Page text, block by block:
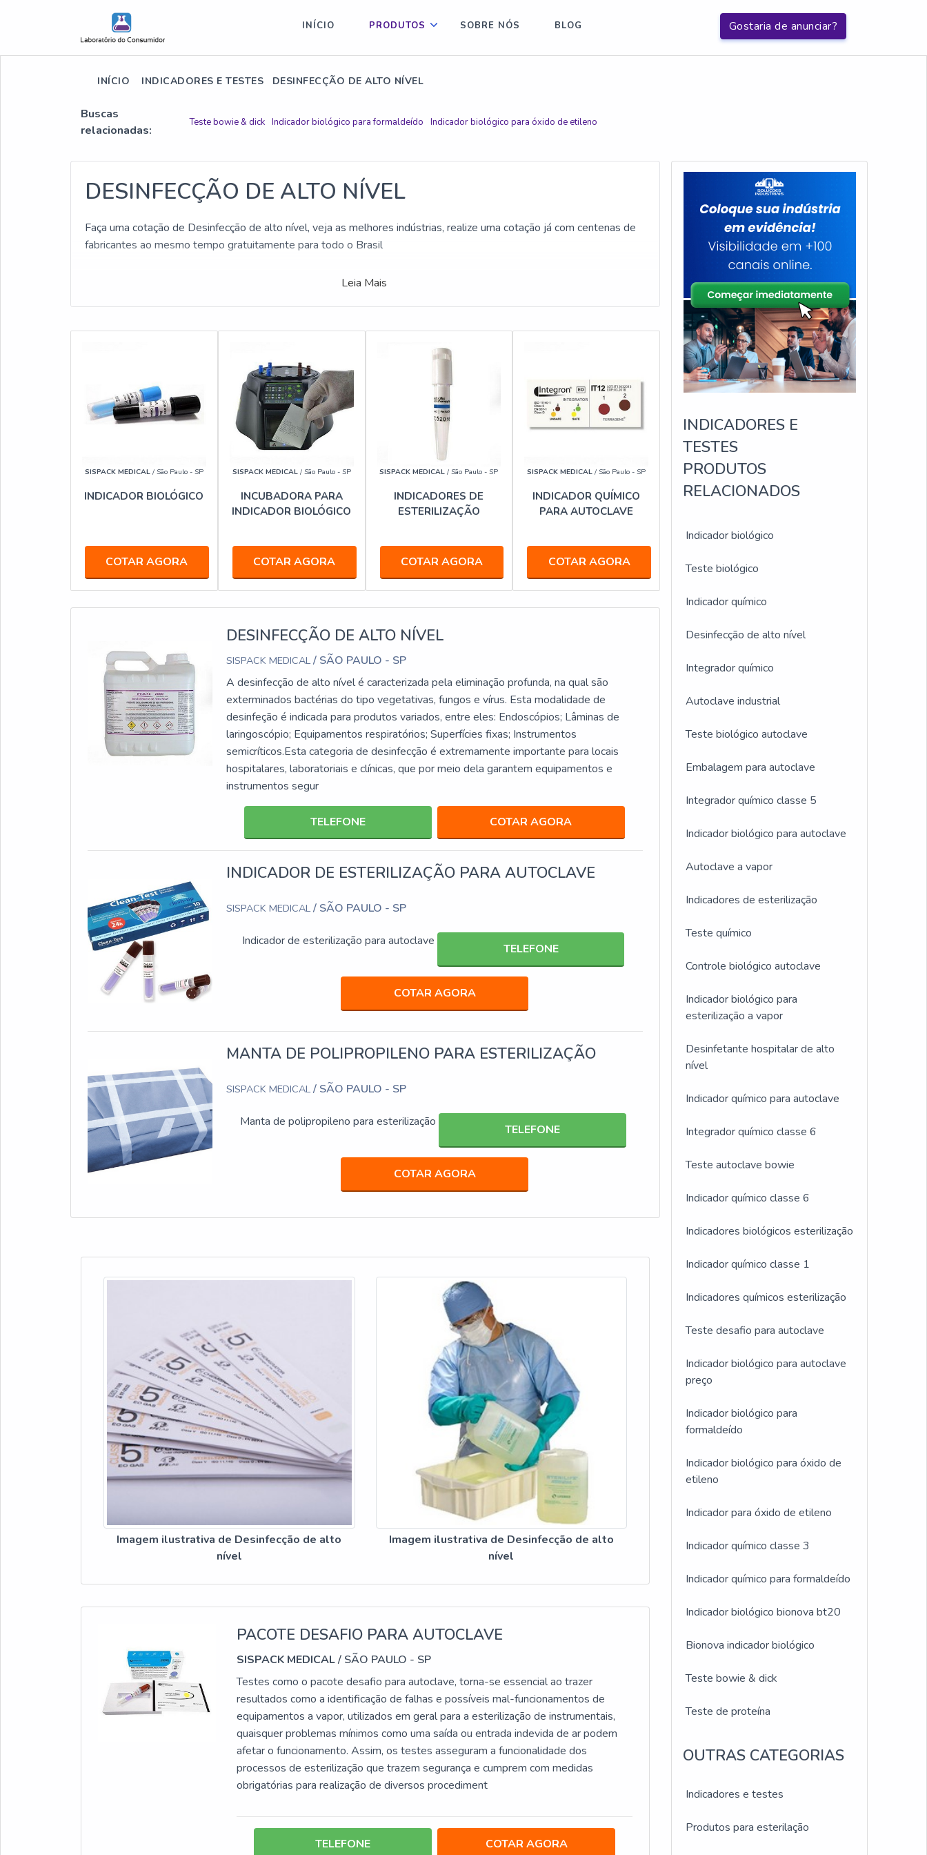
Gostaria de anunciar?
INÍCIO PRODUTOS SOBRE NÓS BLOG
INÍCIO INDICADORES E TESTES DESINFECÇÃO DE ALTO NÍVEL
Buscas
relacionadas:
Teste bowie & dick Indicador biológico para formaldeído Indicador biológico para óxido de etileno
DESINFECÇÃO DE ALTO NÍVEL
Faça uma cotação de Desinfecção de alto nível, veja as melhores indústrias, realize uma cotação já com centenas de
fabricantes ao mesmo tempo gratuitamente para todo o Brasil
Leia Mais
SISPACK MEDICAL/ São Paulo - SP
INDICADOR BIOLÓGICO
COTAR AGORA
SISPACK MEDICAL/ São Paulo - SP
INCUBADORA PARA
INDICADOR BIOLÓGICO
COTAR AGORA
SISPACK MEDICAL / São Paulo - SP
INDICADORES DE
ESTERILIZAÇÃO
COTAR AGORA
SISPACK MEDICAL / São Paulo - SP
INDICADOR QUÍMICO
PARA AUTOCLAVE
COTAR AGORA
DESINFECÇÃO DE ALTO NÍVEL
SISPACK MEDICAL/ SÃO PAULO - SP
A desinfecção de alto nível é caracterizada pela eliminação profunda, na qual são
exterminados bactérias do tipo vegetativas, fungos e vírus. Esta modalidade de
desinfeção é indicada para produtos variados, entre eles: Endoscópios; Lâminas de
laringoscópio; Equipamentos respiratórios; Superfícies fixas; Instrumentos
semicríticos.Esta categoria de desinfecção é extremamente importante para locais
hospitalares, laboratoriais e clínicas, que por meio dela garantem equipamentos e
instrumentos segur
TELEFONE COTAR AGORA
INDICADOR DE ESTERILIZAÇÃO PARA AUTOCLAVE
SISPACK MEDICAL/ SÃO PAULO - SP
Indicador de esterilização para autoclave
TELEFONE
COTAR AGORA
MANTA DE POLIPROPILENO PARA ESTERILIZAÇÃO
SISPACK MEDICAL/ SÃO PAULO - SP
Manta de polipropileno para esterilização
TELEFONE
COTAR AGORA
Imagem ilustrativa de Desinfecção de alto
nível
Imagem ilustrativa de Desinfecção de alto
nível
PACOTE DESAFIO PARA AUTOCLAVE
SISPACK MEDICAL/ SÃO PAULO - SP
Testes como o pacote desafio para autoclave, torna-se essencial ao trazer
resultados como a identificação de falhas e possíveis mal-funcionamentos de
equipamentos a vapor, utilizados em geral para a esterilização de instrumentais,
quaisquer problemas mínimos como uma saída ou entrada indevida de ar podem
afetar o funcionamento. Assim, os testes asseguram a funcionalidade dos
processos de esterilização que trazem segurança e cumprem com medidas
obrigatórias para realização de diversos procediment
TELEFONE COTAR AGORA
INDICADORES E
TESTES
PRODUTOS
RELACIONADOS
Indicador biológico
Teste biológico
Indicador químico
Desinfecção de alto nível
Integrador químico
Autoclave industrial
Teste biológico autoclave
Embalagem para autoclave
Integrador químico classe 5
Indicador biológico para autoclave
Autoclave a vapor
Indicadores de esterilização
Teste químico
Controle biológico autoclave
Indicador biológico para
esterilização a vapor
Desinfetante hospitalar de alto
nível
Indicador químico para autoclave
Integrador químico classe 6
Teste autoclave bowie
Indicador químico classe 6
Indicadores biológicos esterilização
Indicador químico classe 1
Indicadores químicos esterilização
Teste desafio para autoclave
Indicador biológico para autoclave
preço
Indicador biológico para
formaldeído
Indicador biológico para óxido de
etileno
Indicador para óxido de etileno
Indicador químico classe 3
Indicador químico para formaldeído
Indicador biológico bionova bt20
Bionova indicador biológico
Teste bowie & dick
Teste de proteína
OUTRAS CATEGORIAS
Indicadores e testes
Produtos para esterilação